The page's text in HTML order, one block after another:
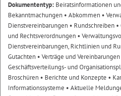
Dokumententyp: Beiratsinformationen
Bekanntmachungen • Abkommen •
Dienstvereinbarungen • Rundschreiben
und Rechtsverordnungen •
Dienstvereinbarungen, Richtlinien und
Gutachten • Verträge und Vereinbarungen
Geschäftsverteilungs- und
Broschüren • Berichte und Konzepte •
Informationssysteme • Aktuelle